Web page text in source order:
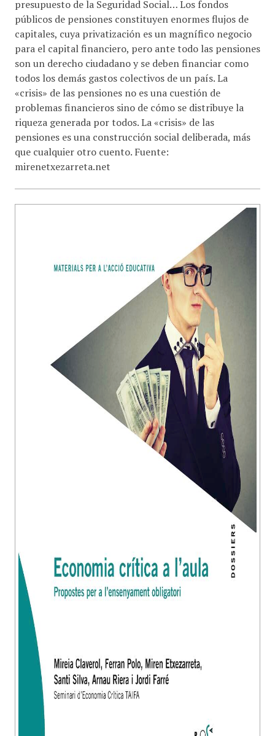
presupuesto de la Seguridad Social… Los fondos
públicos de pensiones constituyen enormes flujos de
capitales, cuya privatización es un magnífico negocio
para el capital financiero, pero ante todo las pensiones
son un derecho ciudadano y se deben financiar como
todos los demás gastos colectivos de un país. La
«crisis» de las pensiones no es una cuestión de
problemas financieros sino de cómo se distribuye la
riqueza generada por todos. La «crisis» de las
pensiones es una construcción social deliberada, más
que cualquier otro cuento. Fuente:
mirenetxezarreta.net